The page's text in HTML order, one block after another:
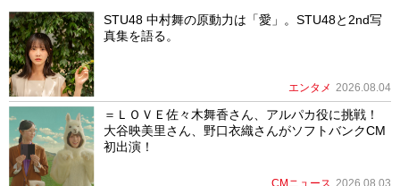
STU48 中村舞の原動力は「愛」。STU48と2nd写
真集を語る。
エンタメ 2026.08.04
＝ＬＯＶＥ佐々木舞香さん、アルパカ役に挑戦！
大谷映美里さん、野口衣織さんがソフトバンクCM
初出演！
CMニュース 2026.08.03